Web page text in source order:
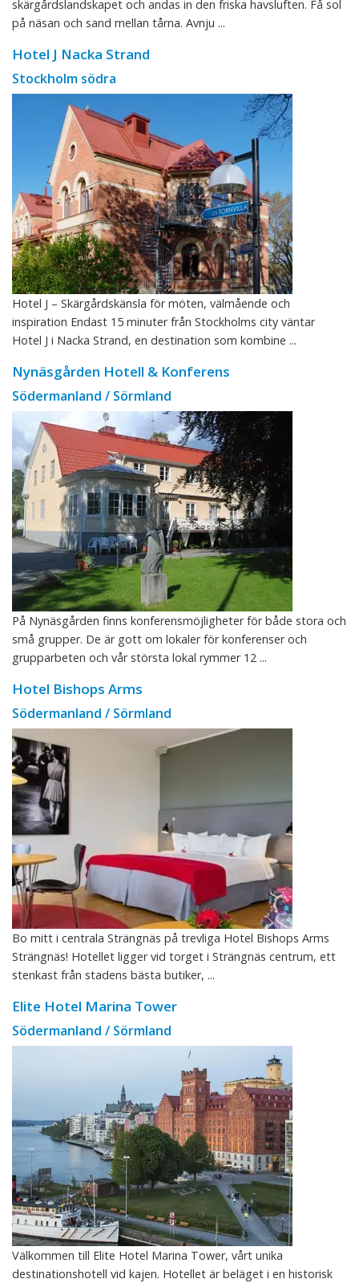
skärgårdslandskapet och andas in den friska havsluften. Få sol
på näsan och sand mellan tårna. Avnju ...
Hotel J Nacka Strand
Stockholm södra
Hotel J – Skärgårdskänsla för möten, välmående och
inspiration Endast 15 minuter från Stockholms city väntar
Hotel J i Nacka Strand, en destination som kombine ...
Nynäsgården Hotell & Konferens
Södermanland / Sörmland
På Nynäsgården finns konferensmöjligheter för både stora och
små grupper. De är gott om lokaler för konferenser och
grupparbeten och vår största lokal rymmer 12 ...
Hotel Bishops Arms
Södermanland / Sörmland
Bo mitt i centrala Strängnäs på trevliga Hotel Bishops Arms
Strängnäs! Hotellet ligger vid torget i Strängnäs centrum, ett
stenkast från stadens bästa butiker, ...
Elite Hotel Marina Tower
Södermanland / Sörmland
Välkommen till Elite Hotel Marina Tower, vårt unika
destinationshotell vid kajen. Hotellet är beläget i en historisk